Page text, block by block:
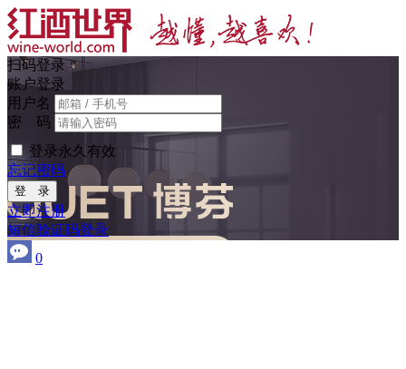
扫码登录
账户登录
用户名
密 码
登录永久有效
忘记密码
登 录
立即注册
短信验证码登录
0